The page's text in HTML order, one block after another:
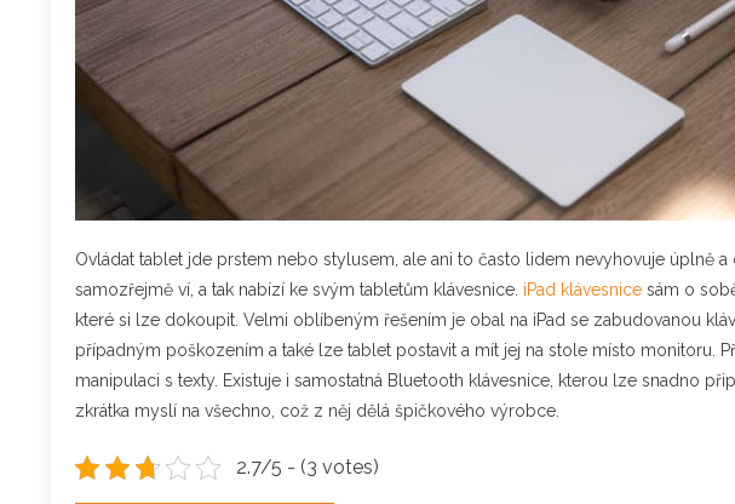
Ovládat tablet jde prstem nebo stylusem, ale ani to často lidem nevyhovuje úplně
samozřejmě ví, a tak nabízí ke svým tabletům klávesnice. iPad klávesnice sám o
které si lze dokoupit. Velmi oblíbeným řešením je obal na iPad se zabudovanou
případným poškozením a také lze tablet postavit a mít jej na stole místo monitoru.
manipulaci s texty. Existuje i samostatná Bluetooth klávesnice, kterou lze snadno
zkrátka myslí na všechno, což z něj dělá špičkového výrobce.
2.7/5 - (3 votes)